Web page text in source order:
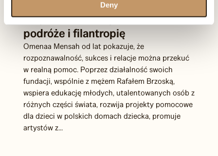
Deny
Amerykański „Forbes” o Omenie
Mensah: polsko-ghańska Power
Player, która łączy sztukę,
podróże i filantropię
Omenaa Mensah od lat pokazuje, że
rozpoznawalność, sukces i relacje można przekuć
w realną pomoc. Poprzez działalność swoich
fundacji, wspólnie z mężem Rafałem Brzoską,
wspiera edukację młodych, utalentowanych osób z
różnych części świata, rozwija projekty pomocowe